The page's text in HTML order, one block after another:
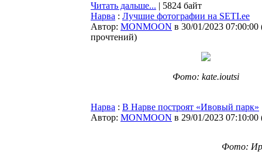
Читать дальше... | 5824 байт
Нарва : Лучшие фотографии на SETI.ee
Автор: MONMOON в 30/01/2023 07:00:00
прочтений)
Фото: kate.ioutsi
Нарва : В Нарве построят «Ивовый парк»
Автор: MONMOON в 29/01/2023 07:10:00
Фото: